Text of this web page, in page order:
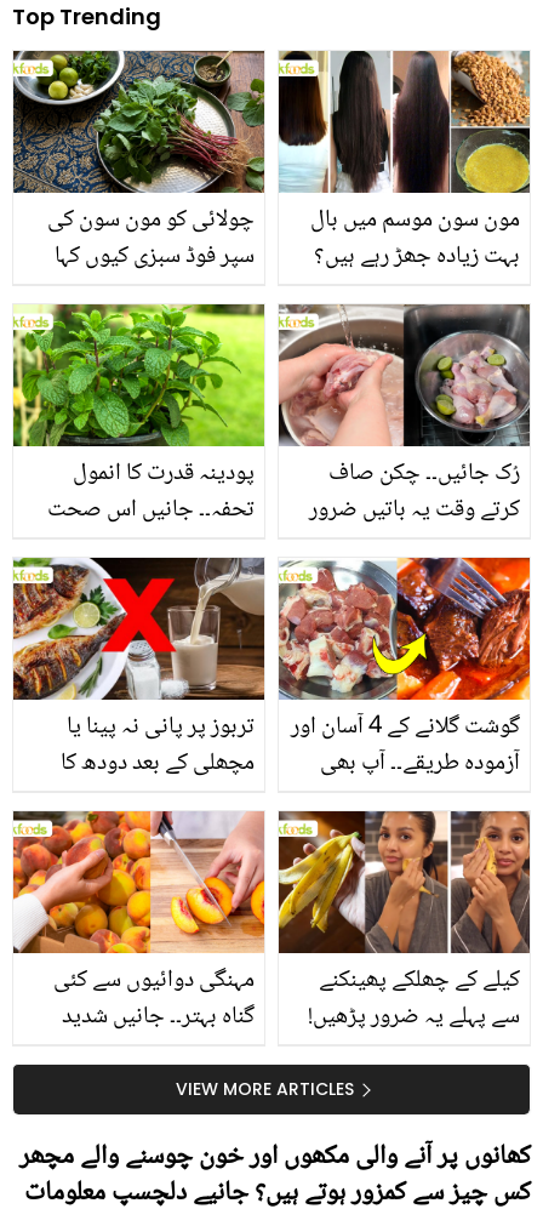
Top Trending
چولائی کو مون سون کی
سپر فوڈ سبزی کیوں کہا
جاتا ہے؟ جانیں وٹامنز،
منرلز اور اینٹی آکسیڈنٹس
سے بھرپور اس سبزی کے
فائدے
مون سون موسم میں بال
بہت زیادہ جھڑ رہے ہیں؟
جانیں بالوں کو مضبوط
بنانے کے چند قدرتی طریقے
پودینہ قدرت کا انمول
تحفہ۔۔ جانیں اس صحت
بخش پتوں کے 10 حیرت
انگیز طبی فوائد
رُک جائیں۔۔ چکن صاف
کرتے وقت یہ باتیں ضرور
یاد رکھیں
تربوز پر پانی نہ پینا یا
مچھلی کے بعد دودھ کا
استعمال۔۔ جانیں کھانوں
سے متعلق غلط فہمیوں کی
حقیقت کیا ہے اور افواہ
کیا؟
گوشت گلانے کے 4 آسان اور
آزمودہ طریقے۔۔ آپ بھی
جانیں انٹرنیشنل شیف کے
بتائے راز
مہنگی دوائیوں سے کئی
گناہ بہتر۔۔ جانیں شدید
گرمی کے موسم میں آڑو
کیوں کھانا چاہیے؟
کیلے کے چھلکے پھینکنے
سے پہلے یہ ضرور پڑھیں!
جلد کے 3 بڑے مسائل کا
سستا اور قدرتی حلVIEW MORE ARTICLES
کھانوں پر آنے والی مکھوں اور خون چوسنے والے مچھر
کس چیز سے کمزور ہوتے ہیں؟ جانیے دلچسپ معلومات